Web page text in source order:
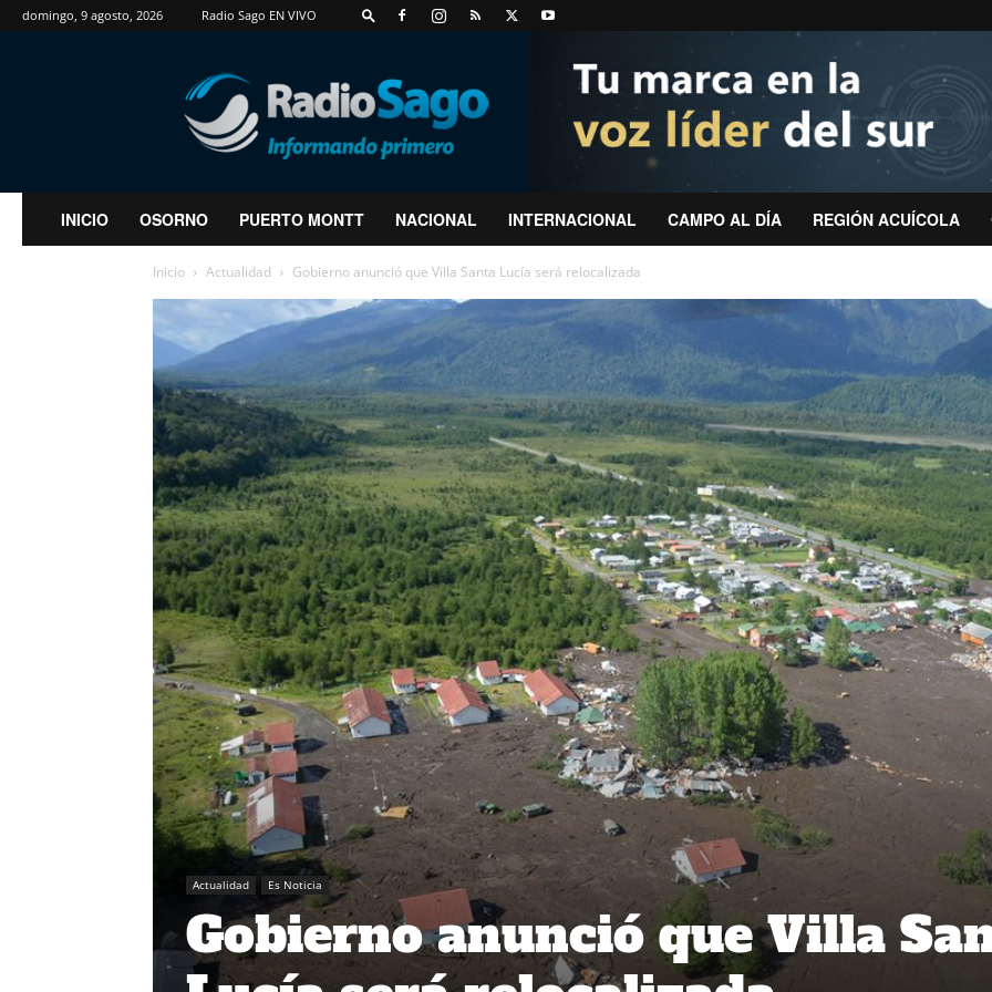
domingo, 9 agosto, 2026 Radio Sago EN VIVO
RadioSago
INICIO OSORNO PUERTO MONTT NACIONAL INTERNACIONAL CAMPO AL DÍA REGIÓN ACUÍCOLA
Inicio Actualidad Gobierno anunció que Villa Santa Lucía será relocalizada
Actualidad Es Noticia
Gobierno anunció que Villa